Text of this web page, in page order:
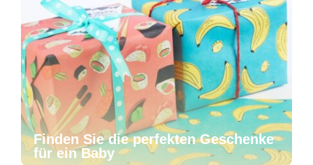
Finden Sie die perfekten Geschenke
für ein Baby